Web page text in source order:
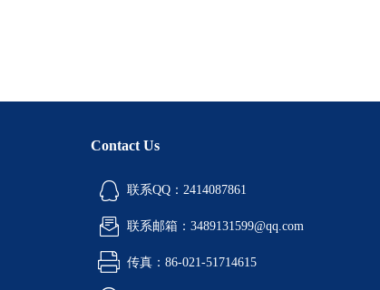
Contact Us
联系QQ：2414087861
联系邮箱：3489131599@qq.com
传真：86-021-51714615